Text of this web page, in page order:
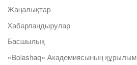
Жаңалықтар
Хабарландырулар
Басшылық
«Bolashaq» Академиясының